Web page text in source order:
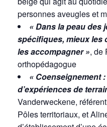
personnes aveugles et
« Dans la peau des
spécifiques, mieux les
les accompagner », de
orthopédagogue
« Coenseignement
d’expériences de
Vanderweckene,
Pôles territoriaux, et